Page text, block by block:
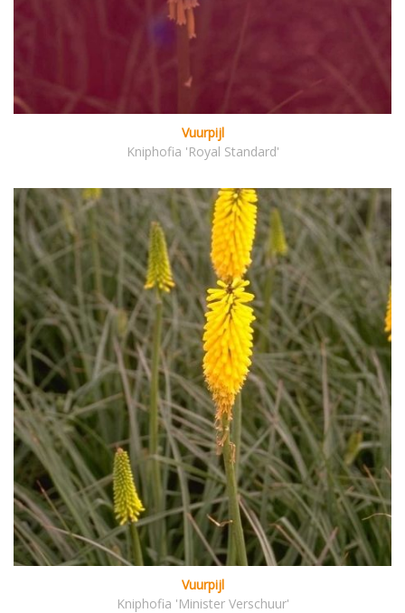
Vuurpijl
Kniphofia 'Royal Standard'
Vuurpijl
Kniphofia 'Minister Verschuur'